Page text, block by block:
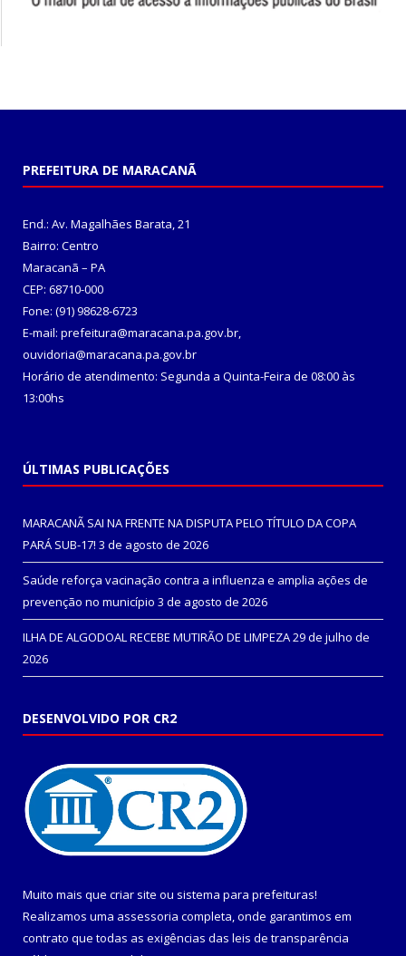
PREFEITURA DE MARACANÃ
End.: Av. Magalhães Barata, 21
Bairro: Centro
Maracanã – PA
CEP: 68710-000
Fone: (91) 98628-6723
E-mail: prefeitura@maracana.pa.gov.br,
ouvidoria@maracana.pa.gov.br
Horário de atendimento: Segunda a Quinta-Feira de 08:00 às
13:00hs
ÚLTIMAS PUBLICAÇÕES
MARACANÃ SAI NA FRENTE NA DISPUTA PELO TÍTULO DA COPA
PARÁ SUB-17! 3 de agosto de 2026
Saúde reforça vacinação contra a influenza e amplia ações de
prevenção no município 3 de agosto de 2026
ILHA DE ALGODOAL RECEBE MUTIRÃO DE LIMPEZA29 de julho de
2026
DESENVOLVIDO POR CR2
Muito mais que criar site ou sistema para prefeituras!
Realizamos uma assessoria completa, onde garantimos em
contrato que todas as exigências das leis de transparência